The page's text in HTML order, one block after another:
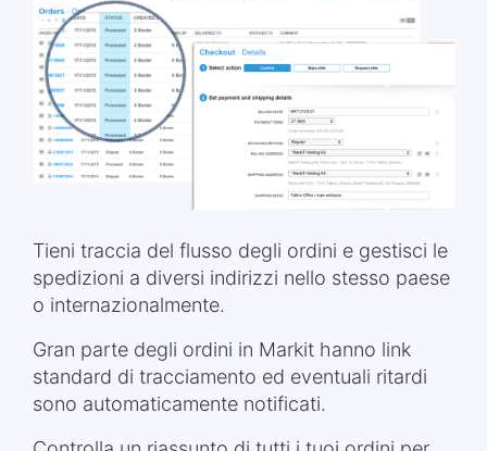
Tieni traccia del flusso degli ordini e gestisci le
spedizioni a diversi indirizzi nello stesso paese
o internazionalmente.
Gran parte degli ordini in Markit hanno link
standard di tracciamento ed eventuali ritardi
sono automaticamente notificati.